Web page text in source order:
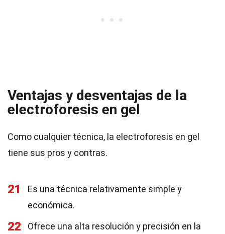
Ventajas y desventajas de la
electroforesis en gel
Como cualquier técnica, la electroforesis en gel
tiene sus pros y contras.
21
Es una técnica relativamente simple y
económica.
22
Ofrece una alta resolución y precisión en la